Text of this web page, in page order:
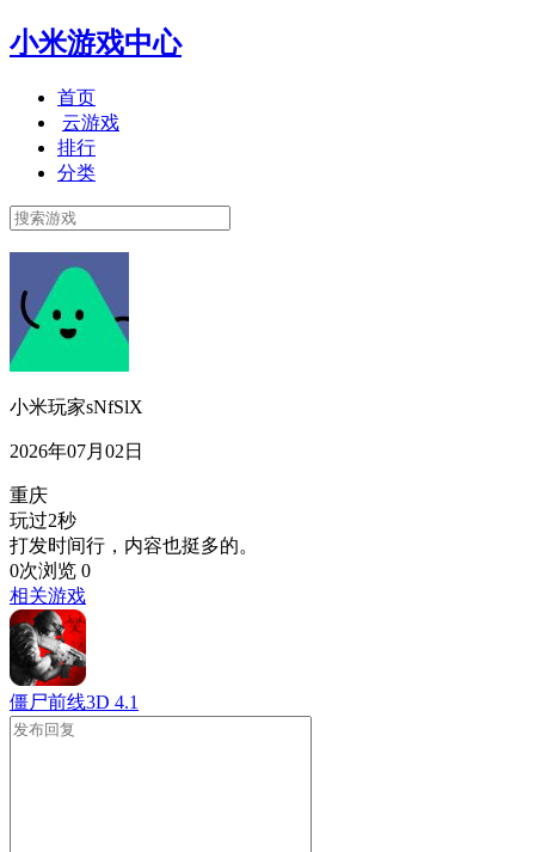
小米游戏中心
首页
云游戏
排行
分类
小米玩家sNfSlX
2026年07月02日
重庆
玩过2秒
打发时间行，内容也挺多的。
0次浏览 0
相关游戏
僵尸前线3D 4.1